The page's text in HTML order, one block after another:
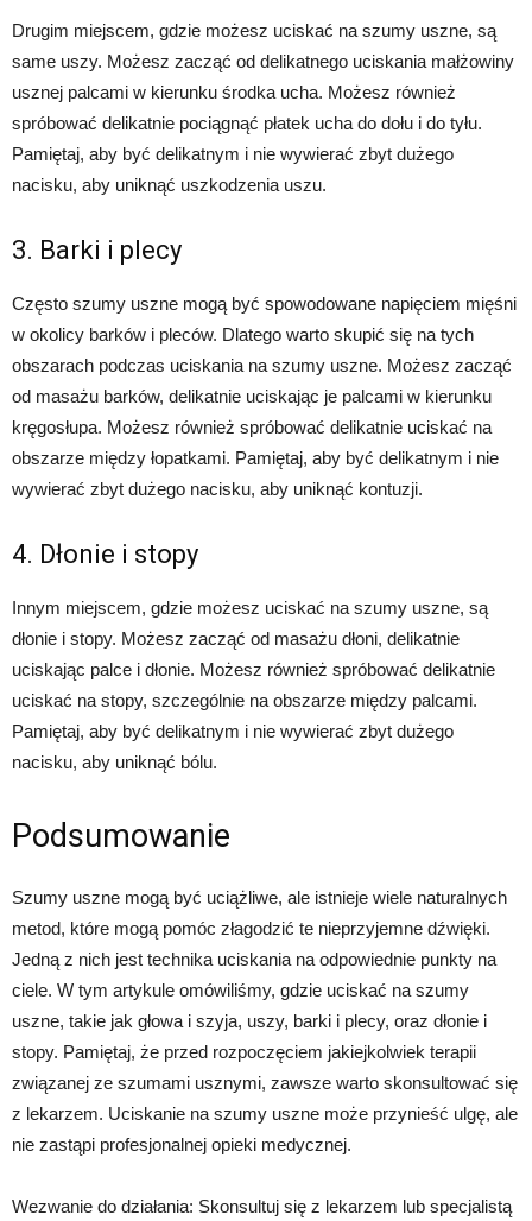
Drugim miejscem, gdzie możesz uciskać na szumy uszne, są
same uszy. Możesz zacząć od delikatnego uciskania małżowiny
usznej palcami w kierunku środka ucha. Możesz również
spróbować delikatnie pociągnąć płatek ucha do dołu i do tyłu.
Pamiętaj, aby być delikatnym i nie wywierać zbyt dużego
nacisku, aby uniknąć uszkodzenia uszu.
3. Barki i plecy
Często szumy uszne mogą być spowodowane napięciem mięśni
w okolicy barków i pleców. Dlatego warto skupić się na tych
obszarach podczas uciskania na szumy uszne. Możesz zacząć
od masażu barków, delikatnie uciskając je palcami w kierunku
kręgosłupa. Możesz również spróbować delikatnie uciskać na
obszarze między łopatkami. Pamiętaj, aby być delikatnym i nie
wywierać zbyt dużego nacisku, aby uniknąć kontuzji.
4. Dłonie i stopy
Innym miejscem, gdzie możesz uciskać na szumy uszne, są
dłonie i stopy. Możesz zacząć od masażu dłoni, delikatnie
uciskając palce i dłonie. Możesz również spróbować delikatnie
uciskać na stopy, szczególnie na obszarze między palcami.
Pamiętaj, aby być delikatnym i nie wywierać zbyt dużego
nacisku, aby uniknąć bólu.
Podsumowanie
Szumy uszne mogą być uciążliwe, ale istnieje wiele naturalnych
metod, które mogą pomóc złagodzić te nieprzyjemne dźwięki.
Jedną z nich jest technika uciskania na odpowiednie punkty na
ciele. W tym artykule omówiliśmy, gdzie uciskać na szumy
uszne, takie jak głowa i szyja, uszy, barki i plecy, oraz dłonie i
stopy. Pamiętaj, że przed rozpoczęciem jakiejkolwiek terapii
związanej ze szumami usznymi, zawsze warto skonsultować się
z lekarzem. Uciskanie na szumy uszne może przynieść ulgę, ale
nie zastąpi profesjonalnej opieki medycznej.
Wezwanie do działania: Skonsultuj się z lekarzem lub specjalistą